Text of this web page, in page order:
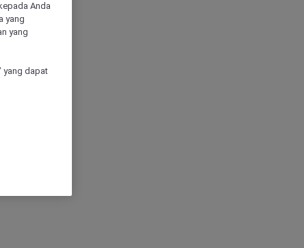
Anda
yang
yang
yang dapat